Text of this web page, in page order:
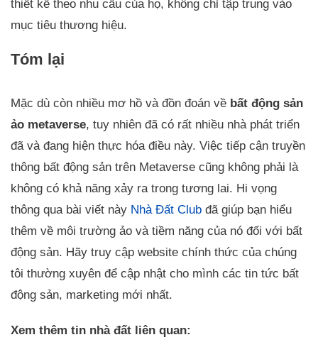
thiết kế theo nhu cầu của họ, không chỉ tập trung vào
mục tiêu thương hiệu.
Tóm lại
Mặc dù còn nhiều mơ hồ và đồn đoán về bất động sản
ảo metaverse, tuy nhiên đã có rất nhiều nhà phát triển
đã và đang hiện thực hóa điều này. Việc tiếp cận truyền
thông bất động sản trên Metaverse cũng không phải là
không có khả năng xảy ra trong tương lai. Hi vọng
thông qua bài viết này Nhà Đất Club đã giúp bạn hiểu
thêm về môi trường ảo và tiềm năng của nó đối với bất
động sản. Hãy truy cập website chính thức của chúng
tôi thường xuyên để cập nhật cho mình các tin tức bất
động sản, marketing mới nhất.
Xem thêm tin nhà đất liên quan: